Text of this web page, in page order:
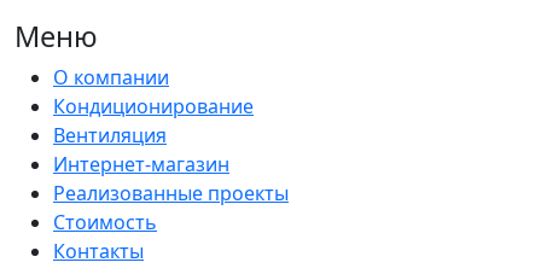
Меню
О компании
Кондиционирование
Вентиляция
Интернет-магазин
Реализованные проекты
Стоимость
Контакты